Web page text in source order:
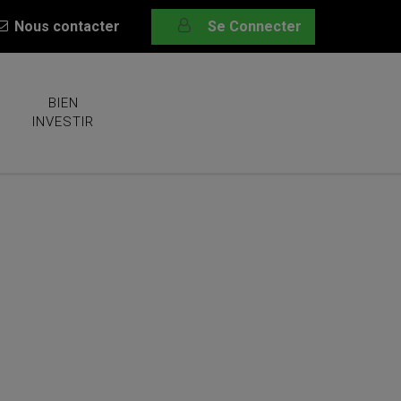
Nous contacter Se Connecter
BIEN
INVESTIR